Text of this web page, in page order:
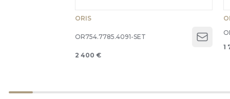
ORIS
OR754.7785.4091-SET
Open
2 400 €
1